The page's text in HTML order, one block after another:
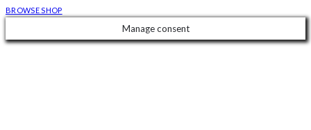
BROWSE SHOP
Manage consent